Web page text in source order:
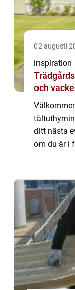
02 augusti
inspiration
och
ditt nästa
om du är i